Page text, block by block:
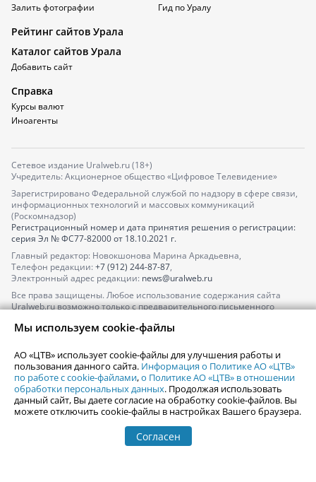
Залить фотографии
Гид по Уралу
Рейтинг сайтов Урала
Каталог сайтов Урала
Добавить сайт
Справка
Курсы валют
Иноагенты
Сетевое издание Uralweb.ru (18+)
Учредитель: Акционерное общество «Цифровое Телевидение»
Зарегистрировано Федеральной службой по надзору в сфере связи,
информационных технологий и массовых коммуникаций
(Роскомнадзор)
Регистрационный номер и дата принятия решения о регистрации:
серия Эл № ФС77-82000от 18.10.2021 г.
Главный редактор: Новокшонова Марина Аркадьевна,
Телефон редакции: +7 (912) 244-87-87,
Электронный адрес редакции: news@uralweb.ru
Все права защищены. Любое использование содержания сайта
Uralweb.ru возможно только с предварительного письменного
По вопросам размещения рекламы обращайтесь по тел.
По вопросам размещения информации в разделе «Афиша»
afisha@uralweb.ru
Пользовательское соглашение на использование сайта
Политика АО «ЦТВ» в отношении обработки персональных данных
Мы используем cookie-файлы
АО «ЦТВ» использует cookie-файлы для улучшения работы и
пользования данного сайта. Информация о Политике АО «ЦТВ»
по работе с cookie-файлами,о Политике АО «ЦТВ» в отношении
обработки персональных данных. Продолжая использовать
данный сайт, Вы даете согласие на обработку cookie-файлов. Вы
можете отключить cookie-файлы в настройках Вашего браузера.
Согласен